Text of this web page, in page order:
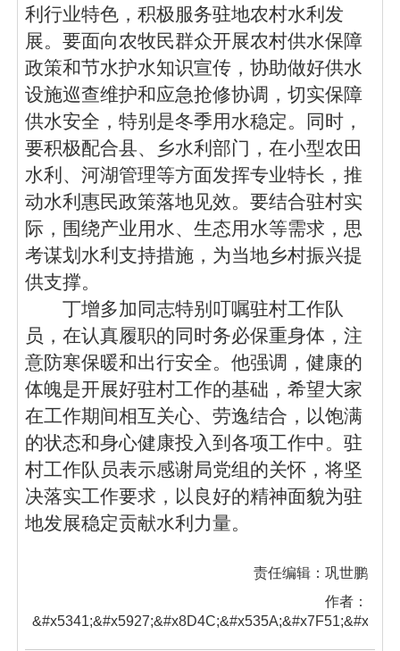
利行业特色，积极服务驻地农村水利发
展。要面向农牧民群众开展农村供水保障
政策和节水护水知识宣传，协助做好供水
设施巡查维护和应急抢修协调，切实保障
供水安全，特别是冬季用水稳定。同时，
要积极配合县、乡水利部门，在小型农田
水利、河湖管理等方面发挥专业特长，推
动水利惠民政策落地见效。要结合驻村实
际，围绕产业用水、生态用水等需求，思
考谋划水利支持措施，为当地乡村振兴提
供支撑。
丁增多加 同志特别叮嘱驻村工作队
员，在认真履职的同时务必保重身体，注
意防寒保暖和出行安全。他强调，健康的
体魄是开展好驻村工作的基础，希望大家
在工作期间相互关心、劳逸结合，以饱满
的状态和身心健康投入到各项工作中。驻
村工作队员表示感谢局党组的关怀，将坚
决落实工作要求，以良好的精神面貌为驻
地发展稳定贡献水利力量。
责任编辑：巩世鹏
作者：